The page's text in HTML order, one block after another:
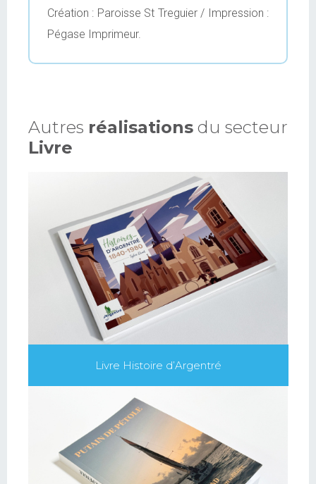
Création : Paroisse St Treguier / Impression :
Pégase Imprimeur.
Autres réalisations du secteur
Livre
Livre Histoire d’Argentré